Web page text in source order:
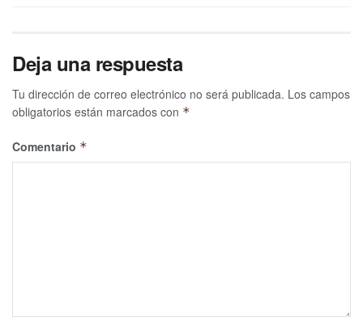
Deja una respuesta
Tu dirección de correo electrónico no será publicada. Los campos
obligatorios están marcados con *
Comentario *